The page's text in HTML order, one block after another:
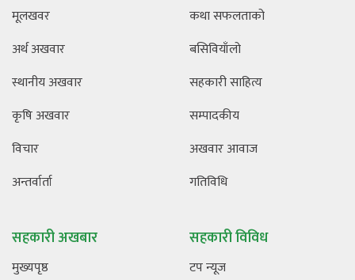
मूलखवर
अर्थ अखवार
स्थानीय अखवार
कृषि अखवार
विचार
अन्तर्वार्ता
कथा सफलताको
बसिवियाँलो
सहकारी साहित्य
सम्पादकीय
अखवार आवाज
गतिविधि
सहकारी अखबार
मुख्यपृष्ठ
सहकारी विविध
टप न्यूज